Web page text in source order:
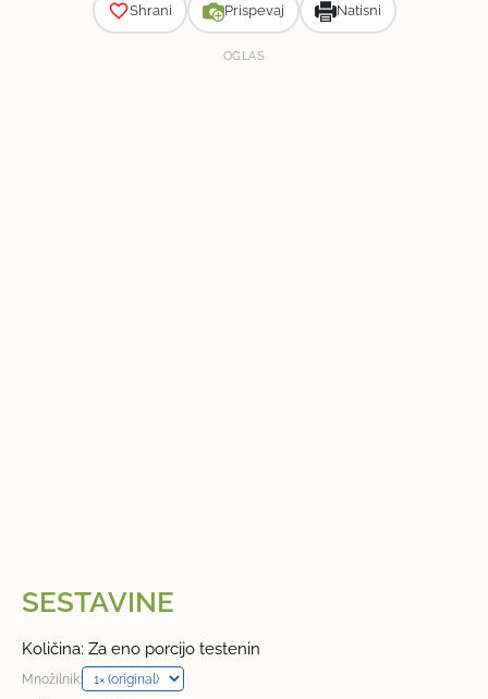
Shrani Prispevaj Natisni
OGLAS
SESTAVINE
Količina: Za eno porcijo testenin
Množilnik: